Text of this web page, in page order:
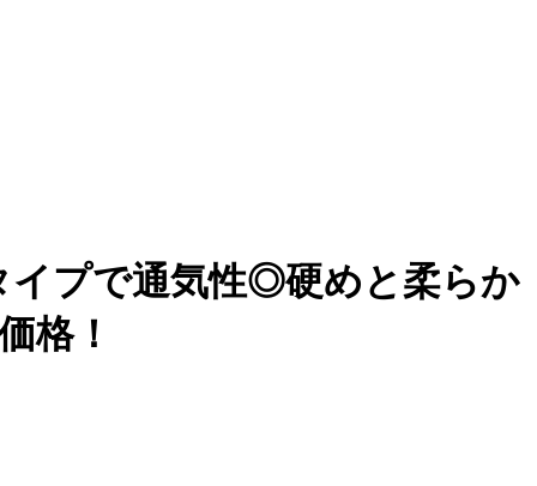
イプで通気性◎硬めと柔らか
格！